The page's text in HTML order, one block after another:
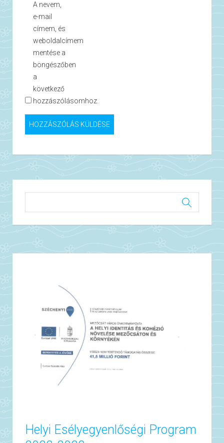
A nevem,
e-mail
címem, és
weboldalcímem
mentése a
böngészőben
a
következő
hozzászólásomhoz.
Helyi Esélyegyenlőségi Program